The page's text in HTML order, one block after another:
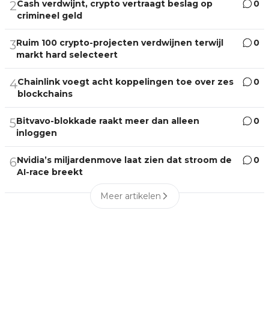
2Cash verdwijnt, crypto vertraagt beslag op
crimineel geld
0
3Ruim 100 crypto-projecten verdwijnen terwijl
markt hard selecteert
0
4Chainlink voegt acht koppelingen toe over zes
blockchains
0
5Bitvavo-blokkade raakt meer dan alleen
inloggen
0
6Nvidia’s miljardenmove laat zien dat stroom de
AI-race breekt
0
Meer artikelen